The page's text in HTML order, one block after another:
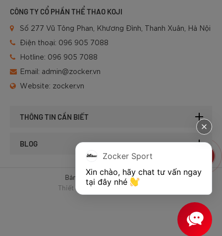
CÔNG TY CỔ PHẦN THỂ THAO KOJI
Số 277 Vũ Tông Phan, Khương Đình, Thanh Xuân, Hà Nội
Điện thoại: 096 905 7088
Hotline: 096 905 7088
Email: admin@zocker.vn
Website: zocker.vn
THÔNG TIN CẦN BIẾT
BLOG
Bản quyền © 2025 của Zocker.
Thiết kế website & SEO - Tất Thành
Zocker Sport
Xin chào, hãy chat tư vấn ngay
tại đây nhé